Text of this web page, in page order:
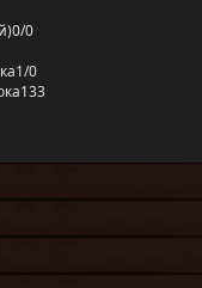
0/0
1/0
133